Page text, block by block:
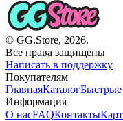
© GG.Store, 2026.
Все права защищены
Написать в поддержку
Покупателям
ГлавнаяКаталог
Информация
О насFAQКонтакты